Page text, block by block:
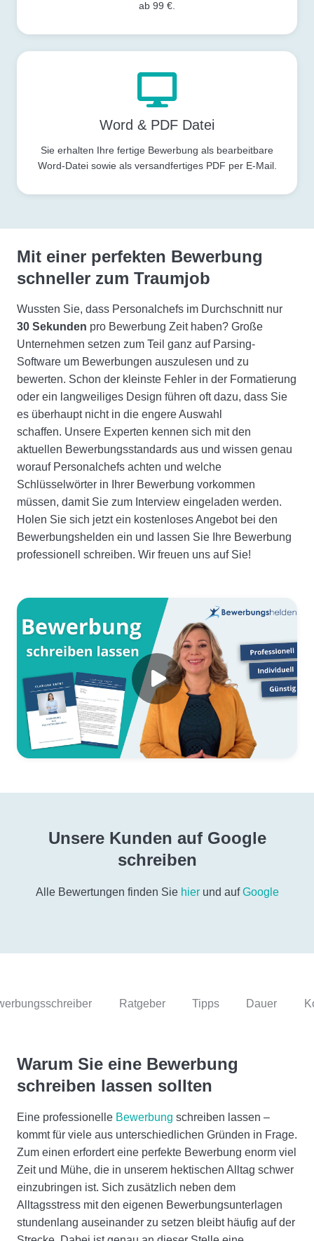
ab 99 €.
Word & PDF Datei
Sie erhalten Ihre fertige Bewerbung als bearbeitbare
Word-Datei sowie als versandfertiges PDF per E-Mail.
Mit einer perfekten Bewerbung
schneller zum Traumjob
Wussten Sie, dass Personalchefs im Durchschnitt nur
30 Sekunden pro Bewerbung Zeit haben? Große
Unternehmen setzen zum Teil ganz auf Parsing-
Software um Bewerbungen auszulesen und zu
bewerten. Schon der kleinste Fehler in der Formatierung
oder ein langweiliges Design führen oft dazu, dass Sie
es überhaupt nicht in die engere Auswahl
schaffen. Unsere Experten kennen sich mit den
aktuellen Bewerbungsstandards aus und wissen genau
worauf Personalchefs achten und welche
Schlüsselwörter in Ihrer Bewerbung vorkommen
müssen, damit Sie zum Interview eingeladen werden.
Holen Sie sich jetzt ein kostenloses Angebot bei den
Bewerbungshelden ein und lassen Sie Ihre Bewerbung
professionell schreiben. Wir freuen uns auf Sie!
Unsere Kunden auf Google
schreiben
Alle Bewertungen finden Sie hierund aufGoogle
Ratgeber Tipps Dauer
Warum Sie eine Bewerbung
schreiben lassen sollten
Eine professionelle Bewerbung schreiben lassen –
kommt für viele aus unterschiedlichen Gründen in Frage.
Zum einen erfordert eine perfekte Bewerbung enorm viel
Zeit und Mühe, die in unserem hektischen Alltag schwer
einzubringen ist. Sich zusätzlich neben dem
Alltagsstress mit den eigenen Bewerbungsunterlagen
stundenlang auseinander zu setzen bleibt häufig auf der